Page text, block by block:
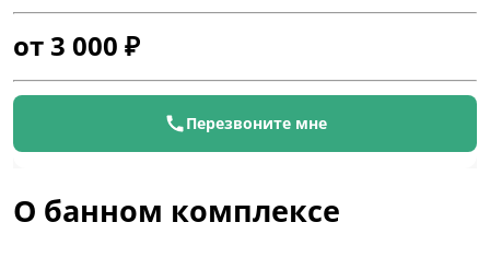
от 3 000 ₽
Перезвоните мне
О банном комплексе